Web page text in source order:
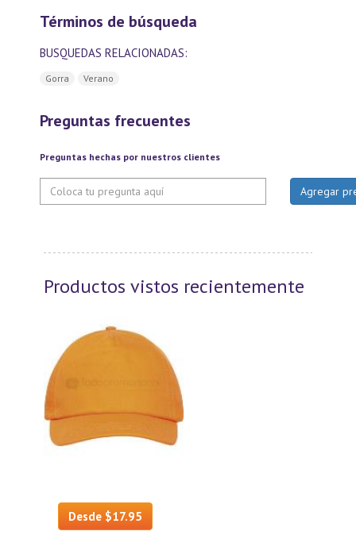
Términos de búsqueda
BUSQUEDAS RELACIONADAS:
Gorra Verano
Preguntas frecuentes
Preguntas hechas por nuestros clientes
Productos vistos recientemente
Desde $17.95